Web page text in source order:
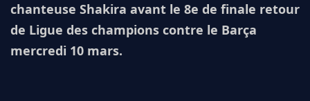
chanteuse Shakira avant le 8e de finale retour
de Ligue des champions contre le Barça
mercredi 10 mars.